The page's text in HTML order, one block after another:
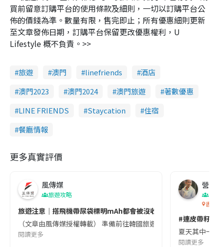
買前留意訂購平台的使用條款及細則，一切以訂購平台公
佈的價錢為準。數量有限，售完即止；所有優惠細則更新
至文章發佈日期，訂購平台保留更改優惠權利，U
Lifestyle 概不負責。>>
旅遊 澳門 linefriends
酒店
澳門2023
澳門2024 澳門旅遊
著數優惠
LINE FRIENDS
Staycation
住宿
餐廳情報
更多真實評價
風傳媒
旅遊攻略
旅遊注意｜搭飛機帶尿袋標明mAh都會被沒收😱出發前切記檢查
（文章由風傳媒授權轉載） 準備前往韓國旅遊的民眾，近期要
閱讀更多
營養
香港
#連皮帶籽
夏天其中一
閱讀更多